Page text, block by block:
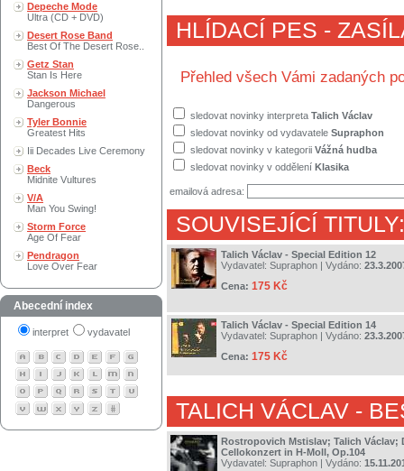
Depeche Mode
Ultra (CD + DVD)
Desert Rose Band
Best Of The Desert Rose..
Getz Stan
Stan Is Here
Jackson Michael
Dangerous
Tyler Bonnie
Greatest Hits
Iii Decades Live Ceremony
Beck
Midnite Vultures
V/A
Man You Swing!
Storm Force
Age Of Fear
Pendragon
Love Over Fear
Abecední index
interpret vydavatel
HLÍDACÍ PES -
Přehled všech Vámi zadaných
sledovat novinky interpreta Talich Václav
sledovat novinky od vydavatele Supraphon
sledovat novinky v kategorii Vážná hudba
sledovat novinky v oddělení Klasika
emailová adresa:
SOUVISEJÍCÍ TITULY:
Talich Václav - Special Edition 12
Vydavatel: Supraphon | Vydáno:
Cena: 175 Kč
Talich Václav - Special Edition 14
Vydavatel: Supraphon | Vydáno:
Cena: 175 Kč
TALICH VÁCLAV -
Rostropovich Mstislav; Talich Václav;
Cellokonzert in H-Moll, Op.104
Vydavatel: Supraphon | Vydáno: